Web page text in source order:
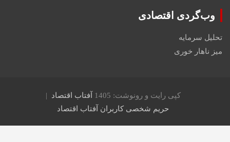
وب‌گردی اقتصادی
تحلیل سرمایه
میز ناهار خوری
کپی رایت و رونوشت: 1405
آفتاب اقتصاد
حریم شخصی کاربران آفتاب اقتصاد